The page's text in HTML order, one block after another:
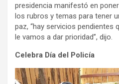
presidencia manifestó en
los rubros y temas para tener
paz, “hay servicios pendientes
le vamos a dar prioridad”, dijo.
Celebra Día del Policía